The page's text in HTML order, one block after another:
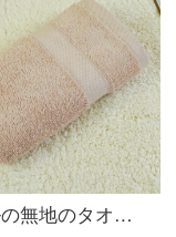
ホテルの無地のタオルは綿全体が柔らかく、厚くて、顔を拭いてください。